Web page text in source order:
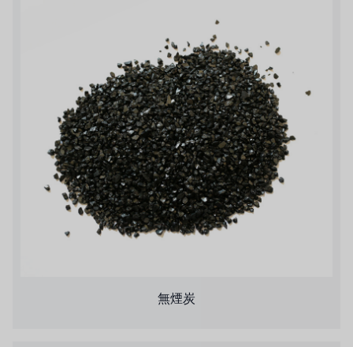
無煙炭